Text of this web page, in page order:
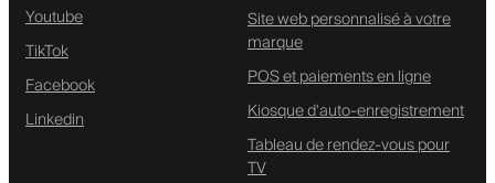
Youtube
TikTok
Facebook
Linkedin
Site web personnalisé à votre
marque
POS et paiements en ligne
Kiosque d'auto-enregistrement
Tableau de rendez-vous pour
TV